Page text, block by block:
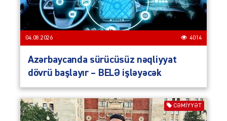
04.08.2026 4014
Azərbaycanda sürücüsüz nəqliyyat
dövrü başlayır – BELƏ işləyəcək
CƏMIYYƏT